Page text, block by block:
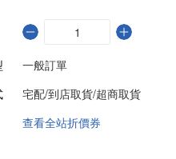
一般訂單
宅配/到店取貨/超商取貨
查看全站折價券